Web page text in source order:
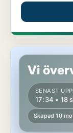
Industrifastighet i
Vi
SENAST
17:34 • 18
Skapad 10 mo